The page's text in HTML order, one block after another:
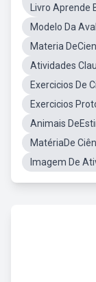
Livro Aprende
Modelo Da
Materia
Atividades
Exercicios De
Exercicios
Animais
MatériaDe
Imagem De